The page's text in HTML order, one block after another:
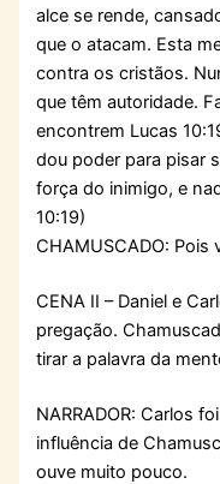
alce se rende,
que o atacam. Esta
contra os cristãos.
que têm autoridade.
encontrem Lucas
dou poder para pisar
força do inimigo, e
10:19)
CHAMUSCADO: Pois
CENA II – Daniel e
pregação.
tirar a palavra da
NARRADOR: Carlos
influência de
ouve muito pouco.